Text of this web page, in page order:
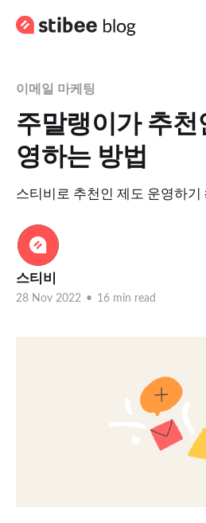
이메일 마케팅
주말랭이가 추천
영하는 방법
스티비로 추천인 제도 운영하기
스티비
28 Nov 2022 • 16 min read